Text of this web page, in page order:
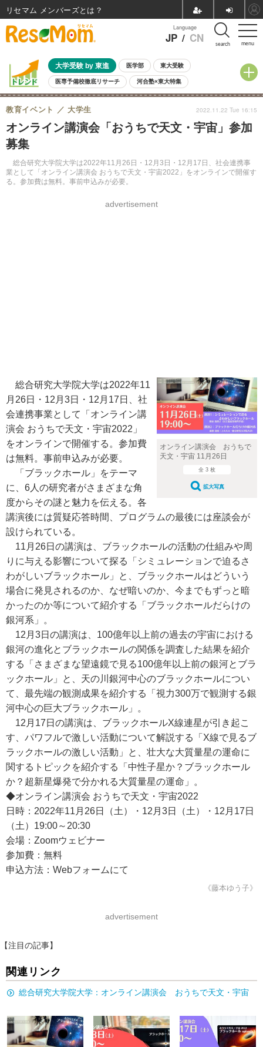
menu
Language
JP / CN search
大学受験 by 東進 医学部 東大受験
医専予備校徹底リサーチ 河合塾×東大特集
親子で考える大学選び 高校受験 中学受験 小学校受験
共通テスト 夏休み
8月開催イベント・WS 全国公立高校 過去問 人気記事
自由研究教材（小学生向け）
オンライン講演会「おうちで天文・宇宙」参加
募集
総合研究大学院大学は2022年11月26日・12月3日・12月17日、社会連携事
業として「オンライン講演会 おうちで天文・宇宙2022」をオンラインで開催す
る。参加費は無料。事前申込みが必要。
教育イベント 大学生
advertisement
2022.11.22 Tue 16:15
オンライン講演会 おうちで
天文・宇宙 11月26日
全 3 枚
拡大写真
総合研究大学院大学は2022年11
月26日・12月3日・12月17日、社
会連携事業として「オンライン講
演会 おうちで天文・宇宙2022」
をオンラインで開催する。参加費
は無料。事前申込みが必要。
「ブラックホール」をテーマ
に、6人の研究者がさまざまな角
度からその謎と魅力を伝える。各
講演後には質疑応答時間、プログラムの最後には座談会が
設けられている。
11月26日の講演は、ブラックホールの活動の仕組みや周
りに与える影響について探る「シミュレーションで迫るさ
わがしいブラックホール」と、ブラックホールはどういう
場合に発見されるのか、なぜ暗いのか、今までもずっと暗
かったのか等について紹介する「ブラックホールだらけの
銀河系」。
12月3日の講演は、100億年以上前の過去の宇宙における
銀河の進化とブラックホールの関係を調査した結果を紹介
する「さまざまな望遠鏡で見る100億年以上前の銀河とブラ
ックホール」と、天の川銀河中心のブラックホールについ
て、最先端の観測成果を紹介する「視力300万で観測する銀
河中心の巨大ブラックホール」。
12月17日の講演は、ブラックホールX線連星が引き起こ
す、パワフルで激しい活動について解説する「X線で見るブ
ラックホールの激しい活動」と、壮大な大質量星の運命に
関するトピックを紹介する「中性子星か？ブラックホール
か？超新星爆発で分かれる大質量星の運命」。
◆オンライン講演会 おうちで天文・宇宙2022
日時：2022年11月26日（土）・12月3日（土）・12月17日
（土）19:00～20:30
会場：Zoomウェビナー
参加費：無料
申込方法：Webフォームにて
《藤本ゆう子》
advertisement
【注目の記事】
関連リンク
総合研究大学院大学：オンライン講演会 おうちで天文・宇宙
リセマム メンバーズ